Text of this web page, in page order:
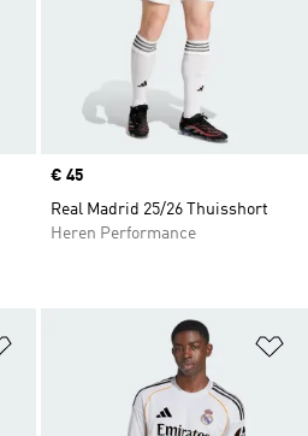
Price
€ 45
Real Madrid 25/26 Thuisshort
Heren Performance
Op verlanglijst zetten